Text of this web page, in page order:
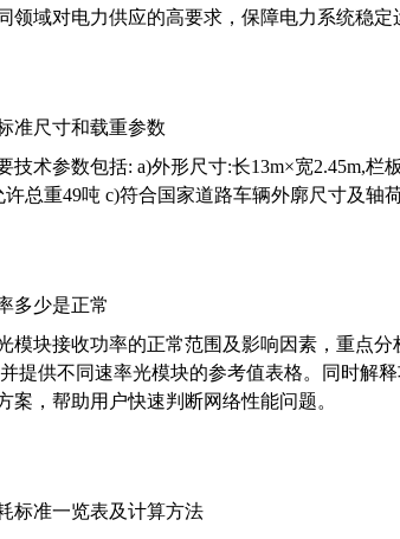
领域对电力供应的高要求，保障电力系统稳定
准尺寸和载重参数
技术参数包括: a)外形尺寸:长13m×宽2.45m,栏
许总重49吨 c)符合国家道路车辆外廓尺寸及轴
多少是正常
模块接收功率的正常范围及影响因素，重点
提供不同速率光模块的参考值表格。同时解
案，帮助用户快速判断网络性能问题。
标准一览表及计算方法